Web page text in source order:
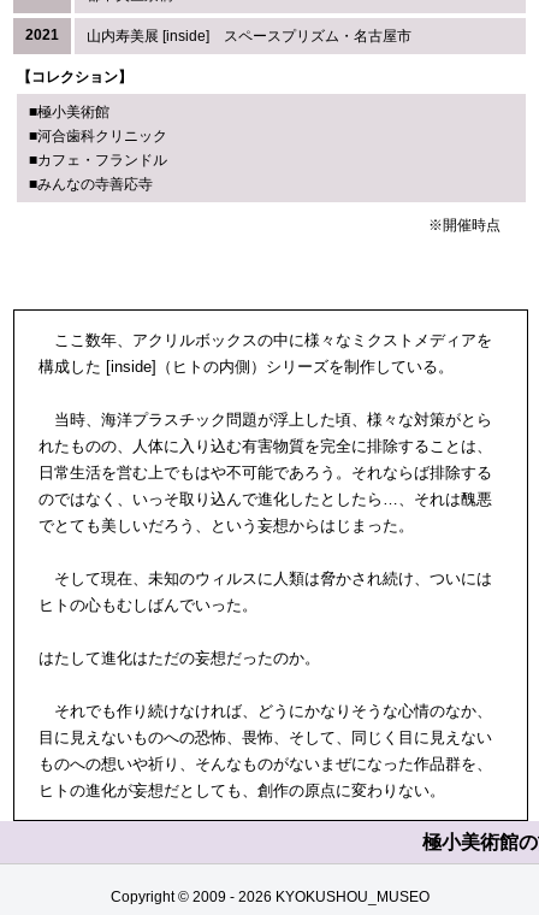
2021 山内寿美展 [inside] スペースプリズム・名古屋市
【コレクション】
■極小美術館
■河合歯科クリニック
■カフェ・フランドル
■みんなの寺善応寺
※開催時点
ここ数年、アクリルボックスの中に様々なミクストメディアを
構成した [inside]（ヒトの内側）シリーズを制作している。
当時、海洋プラスチック問題が浮上した頃、様々な対策がとら
れたものの、人体に入り込む有害物質を完全に排除することは、
日常生活を営む上でもはや不可能であろう。それならば排除する
のではなく、いっそ取り込んで進化したとしたら…、それは醜悪
でとても美しいだろう、という妄想からはじまった。
そして現在、未知のウィルスに人類は脅かされ続け、ついには
ヒトの心もむしばんでいった。
はたして進化はただの妄想だったのか。
それでも作り続けなければ、どうにかなりそうな心情のなか、
目に見えないものへの恐怖、畏怖、そして、同じく目に見えない
ものへの想いや祈り、そんなものがないまぜになった作品群を、
ヒトの進化が妄想だとしても、創作の原点に変わりない。
Copyright © 2009 - 2026 KYOKUSHOU_MUSEO